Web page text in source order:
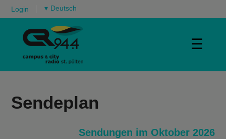
Login ▾
☰
Sendeplan
Sendungen im Oktober 2026